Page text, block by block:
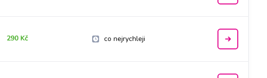
290 Kč co nejrychleji